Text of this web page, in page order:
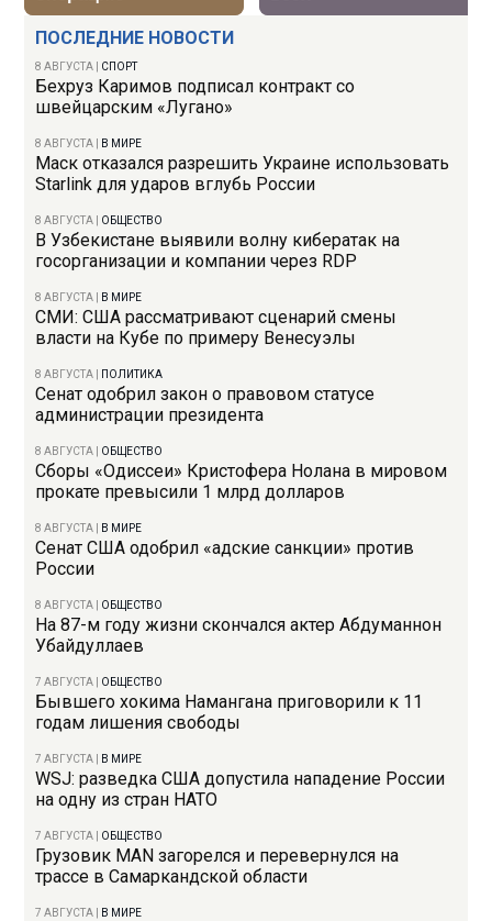
ПОСЛЕДНИЕ НОВОСТИ
8 АВГУСТА СПОРТ
Бехруз Каримов подписал контракт со
швейцарским «Лугано»
8 АВГУСТА В МИРЕ
Маск отказался разрешить Украине использовать
Starlink для ударов вглубь России
8 АВГУСТА ОБЩЕСТВО
В Узбекистане выявили волну кибератак на
госорганизации и компании через RDP
8 АВГУСТА В МИРЕ
СМИ: США рассматривают сценарий смены
власти на Кубе по примеру Венесуэлы
8 АВГУСТА ПОЛИТИКА
Сенат одобрил закон о правовом статусе
администрации президента
8 АВГУСТА ОБЩЕСТВО
Сборы «Одиссеи» Кристофера Нолана в мировом
прокате превысили 1 млрд долларов
8 АВГУСТА В МИРЕ
Сенат США одобрил «адские санкции» против
России
8 АВГУСТА ОБЩЕСТВО
На 87-м году жизни скончался актер Абдуманнон
Убайдуллаев
7 АВГУСТА ОБЩЕСТВО
Бывшего хокима Намангана приговорили к 11
годам лишения свободы
7 АВГУСТА В МИРЕ
WSJ: разведка США допустила нападение России
на одну из стран НАТО
7 АВГУСТА ОБЩЕСТВО
Грузовик MAN загорелся и перевернулся на
трассе в Самаркандской области
7 АВГУСТА В МИРЕ